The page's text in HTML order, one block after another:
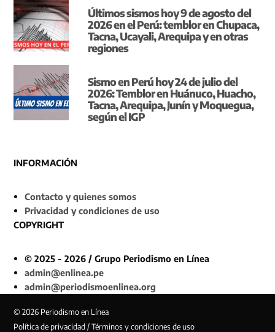
Últimos sismos hoy 9 de agosto del
2026 en el Perú: temblor en Chupaca,
Tacna, Ucayali, Arequipa y en otras
regiones
Sismo en Perú hoy 24 de julio del
2026: Temblor en Huánuco, Huacho,
Tacna, Arequipa, Junín y Moquegua,
según el IGP
INFORMACIÓN
Contacto y quienes somos
Privacidad y condiciones de uso
COPYRIGHT
© 2025 - 2026 / Grupo Periodismo en Línea
admin@enlinea.pe
admin@periodismoenlinea.org
© 2026 Periodismo en Línea
Política de privacidad / Términos y condiciones de uso